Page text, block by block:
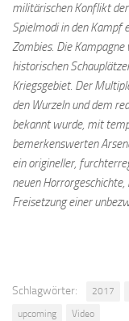
militärischen Konflikt
Spielmodi in den Kampf
Zombies. Die
historischen
Kriegsgebiet. Der
den Wurzeln und dem
bekannt wurde, mit
bemerkenswerten
ein origineller,
neuen
Freisetzung einer
Schlagwörter: 2017
upcoming
Video